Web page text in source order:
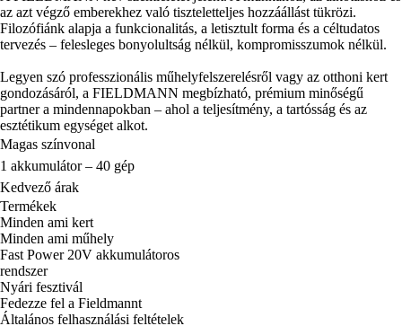
az azt végző emberekhez való tiszteletteljes hozzáállást tükrözi.
Filozófiánk alapja a funkcionalitás, a letisztult forma és a céltudatos
tervezés – felesleges bonyolultság nélkül, kompromisszumok nélkül.
Legyen szó professzionális műhelyfelszerelésről vagy az otthoni kert
gondozásáról, a FIELDMANN megbízható, prémium minőségű
partner a mindennapokban – ahol a teljesítmény, a tartósság és az
esztétikum egységet alkot.
Magas színvonal
1 akkumulátor – 40 gép
Kedvező árak
Termékek
Minden ami kert
Minden ami műhely
Fast Power 20V akkumulátoros
rendszer
Nyári fesztivál
Fedezze fel a Fieldmannt
Általános felhasználási feltételek